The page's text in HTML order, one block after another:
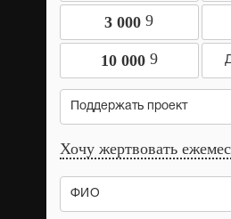
3 000 9
10 000 9
Поддержать проект
Хочу жертвовать